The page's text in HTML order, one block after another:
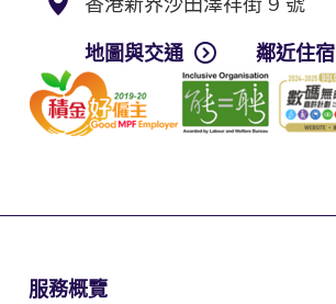
地圖與交通
鄰近住宿
服務概覽